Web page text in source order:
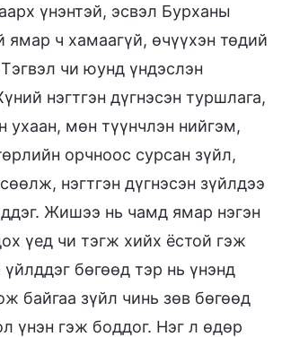
үнэнтэй, эсвэл Бурханы
ямар ч хамаагүй, өчүүхэн төдий
чи юунд үндэслэн
нэгтгэн дүгнэсэн туршлага,
ухаан, мөн түүнчлэн нийгэм,
орчноос сурсан зүйл,
нэгтгэн дүгнэсэн зүйлдээ
Жишээ нь чамд ямар нэгэн
үед чи тэгж хийх ёстой гэж
бөгөөд тэр нь үнэнд
байгаа зүйл чинь зөв бөгөөд
үнэн гэж боддог. Нэг л өдөр